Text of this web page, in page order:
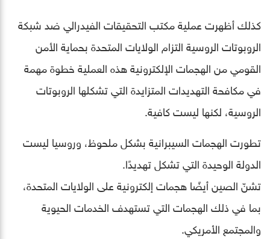
كذلك أظهرت عملية مكتب التحقيقات الفيدرالي ضد شبكة
الروبوتات الروسية التزام الولايات المتحدة بحماية الأمن
القومي من الهجمات الإلكترونية هذه العملية خطوة مهمة
في مكافحة التهديدات المتزايدة التي تشكلها الروبوتات
الروسية، لكنها ليست كافية.
تطورت الهجمات السيبرانية بشكل ملحوظ، وروسيا ليست
الدولة الوحيدة التي تشكل تهديدًا.
تشنّ الصين أيضًا هجمات إلكترونية على الولايات المتحدة،
بما في ذلك الهجمات التي تستهدف الخدمات الحيوية
والمجتمع الأمريكي.